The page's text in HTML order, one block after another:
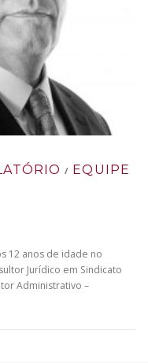
/ EQUIPE
12 anos de idade no
Jurídico em Sindicato
Administrativo –